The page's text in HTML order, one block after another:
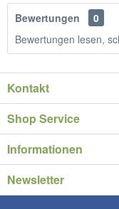
Bewertungen
0
Bewertungen lesen,
Kontakt
Shop Service
Informationen
Newsletter